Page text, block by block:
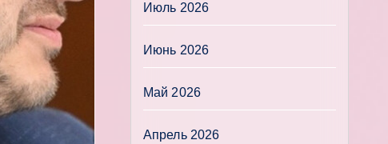
Июль 2026
Июнь 2026
Май 2026
Апрель 2026